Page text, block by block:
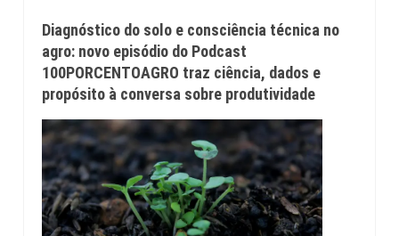
Diagnóstico do solo e consciência técnica no
agro: novo episódio do Podcast
100PORCENTOAGRO traz ciência, dados e
propósito à conversa sobre produtividade